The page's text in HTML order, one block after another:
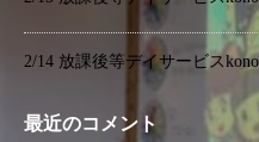
2/14 放課後等デイサービス
最近のコメント